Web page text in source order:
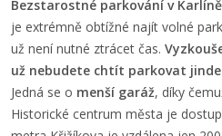
Bezstarostné parkování v
je extrémně obtížné najít volné
už není nutné ztrácet čas.
už nebudete chtít parkovat
Jedná se o menší garáž, díky
Historické centrum města je